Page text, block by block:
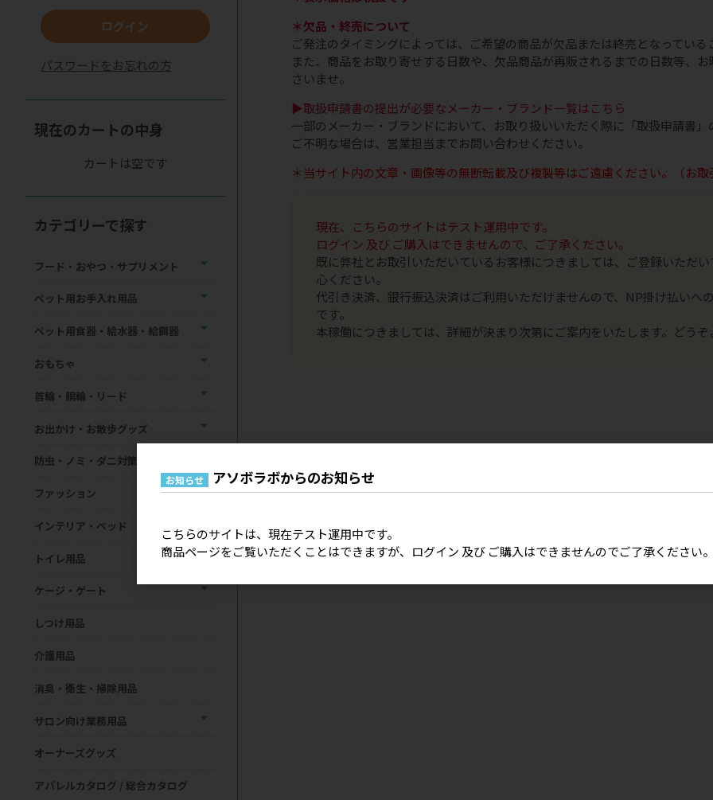
＊欠品・終売について
ご発注のタイミングによっては、ご希望の商品が欠品または終売となっている
また、商品をお取り寄せする日数や、欠品商品が再販されるまでの日数等、
さいませ。
▶取扱申請書の提出が必要なメーカー・ブランド一覧はこちら
一部のメーカー・ブランドにおいて、お取り扱いいただく際に「取扱申請書
ご不明な場合は、営業担当までお問い合わせください。
＊当サイト内の文章・画像等の無断転載及び複製等はご遠慮ください。（お
現在、こちらのサイトはテスト運用中です。
ログイン 及び ご購入はできませんので、ご了承ください。
既に弊社とお取引いただいているお客様につきましては、ご登録いただ
心ください。
代引き決済、銀行振込決済はご利用いただけませんので、NP掛け払いへ
です。
本稼働につきましては、詳細が決まり次第にご案内をいたします。どう
ログイン
パスワードをお忘れの方
現在のカートの中身
カートは空です
カテゴリーで探す
フード・おやつ・サプリメント
ペット用お手入れ用品
ペット用食器・給水器・給餌器
おもちゃ
首輪・胴輪・リード
お出かけ・お散歩グッズ
防虫・ノミ・ダニ対策用品
ファッション
インテリア・ベッド
トイレ用品
ケージ・ゲート
しつけ用品
介護用品
消臭・衛生・掃除用品
サロン向け業務用品
オーナーズグッズ
アパレルカタログ / 総合カタログ
お知らせ アソボラボからのお知らせ
こちらのサイトは、現在テスト運用中です。
商品ページをご覧いただくことはできますが、ログイン 及び ご購入はできませんのでご了承ください